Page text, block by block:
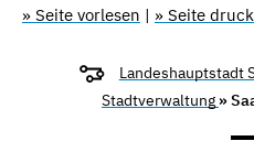
» Seite vorlesen | » Seite
Landeshauptstadt
Stadtverwaltung »